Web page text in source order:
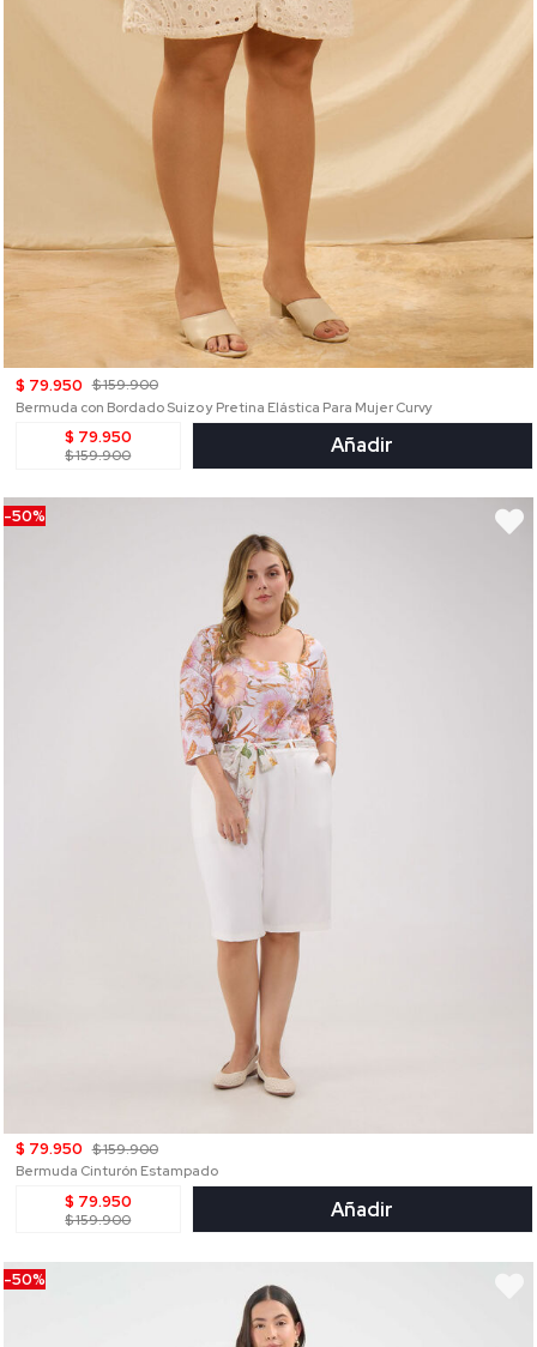
$ 79.950 $ 159.900
Bermuda con Bordado Suizo y Pretina Elástica Para Mujer Curvy
$ 79.950
$ 159.900 Añadir
-50%
$ 79.950 $ 159.900
Bermuda Cinturón Estampado
$ 79.950
$ 159.900 Añadir
-50%